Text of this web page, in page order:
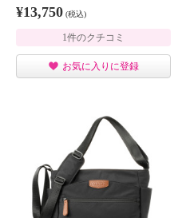
¥13,750 (税込)
1件のクチコミ
お気に入りに登録